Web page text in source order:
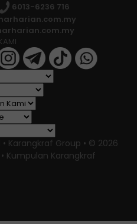
6013-6236 716
Karangkraf Group • © 2026
Kumpulan Karangkraf